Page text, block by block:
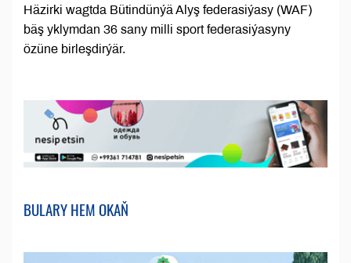
Häzirki wagtda Bütindünýä Alyş federasiýasy (WAF)
bäş yklymdan 36 sany milli sport federasiýasyny
özüne birleşdirýär.
BULARY HEM OKAŇ